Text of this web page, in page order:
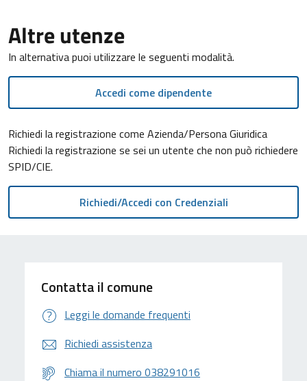
Altre utenze
In alternativa puoi utilizzare le seguenti modalità.
Accedi come dipendente
Richiedi la registrazione come Azienda/Persona Giuridica
Richiedi la registrazione se sei un utente che non può richiedere
SPID/CIE.
Contatta il comune
Leggi le domande frequenti
Richiedi assistenza
Chiama il numero 038291016